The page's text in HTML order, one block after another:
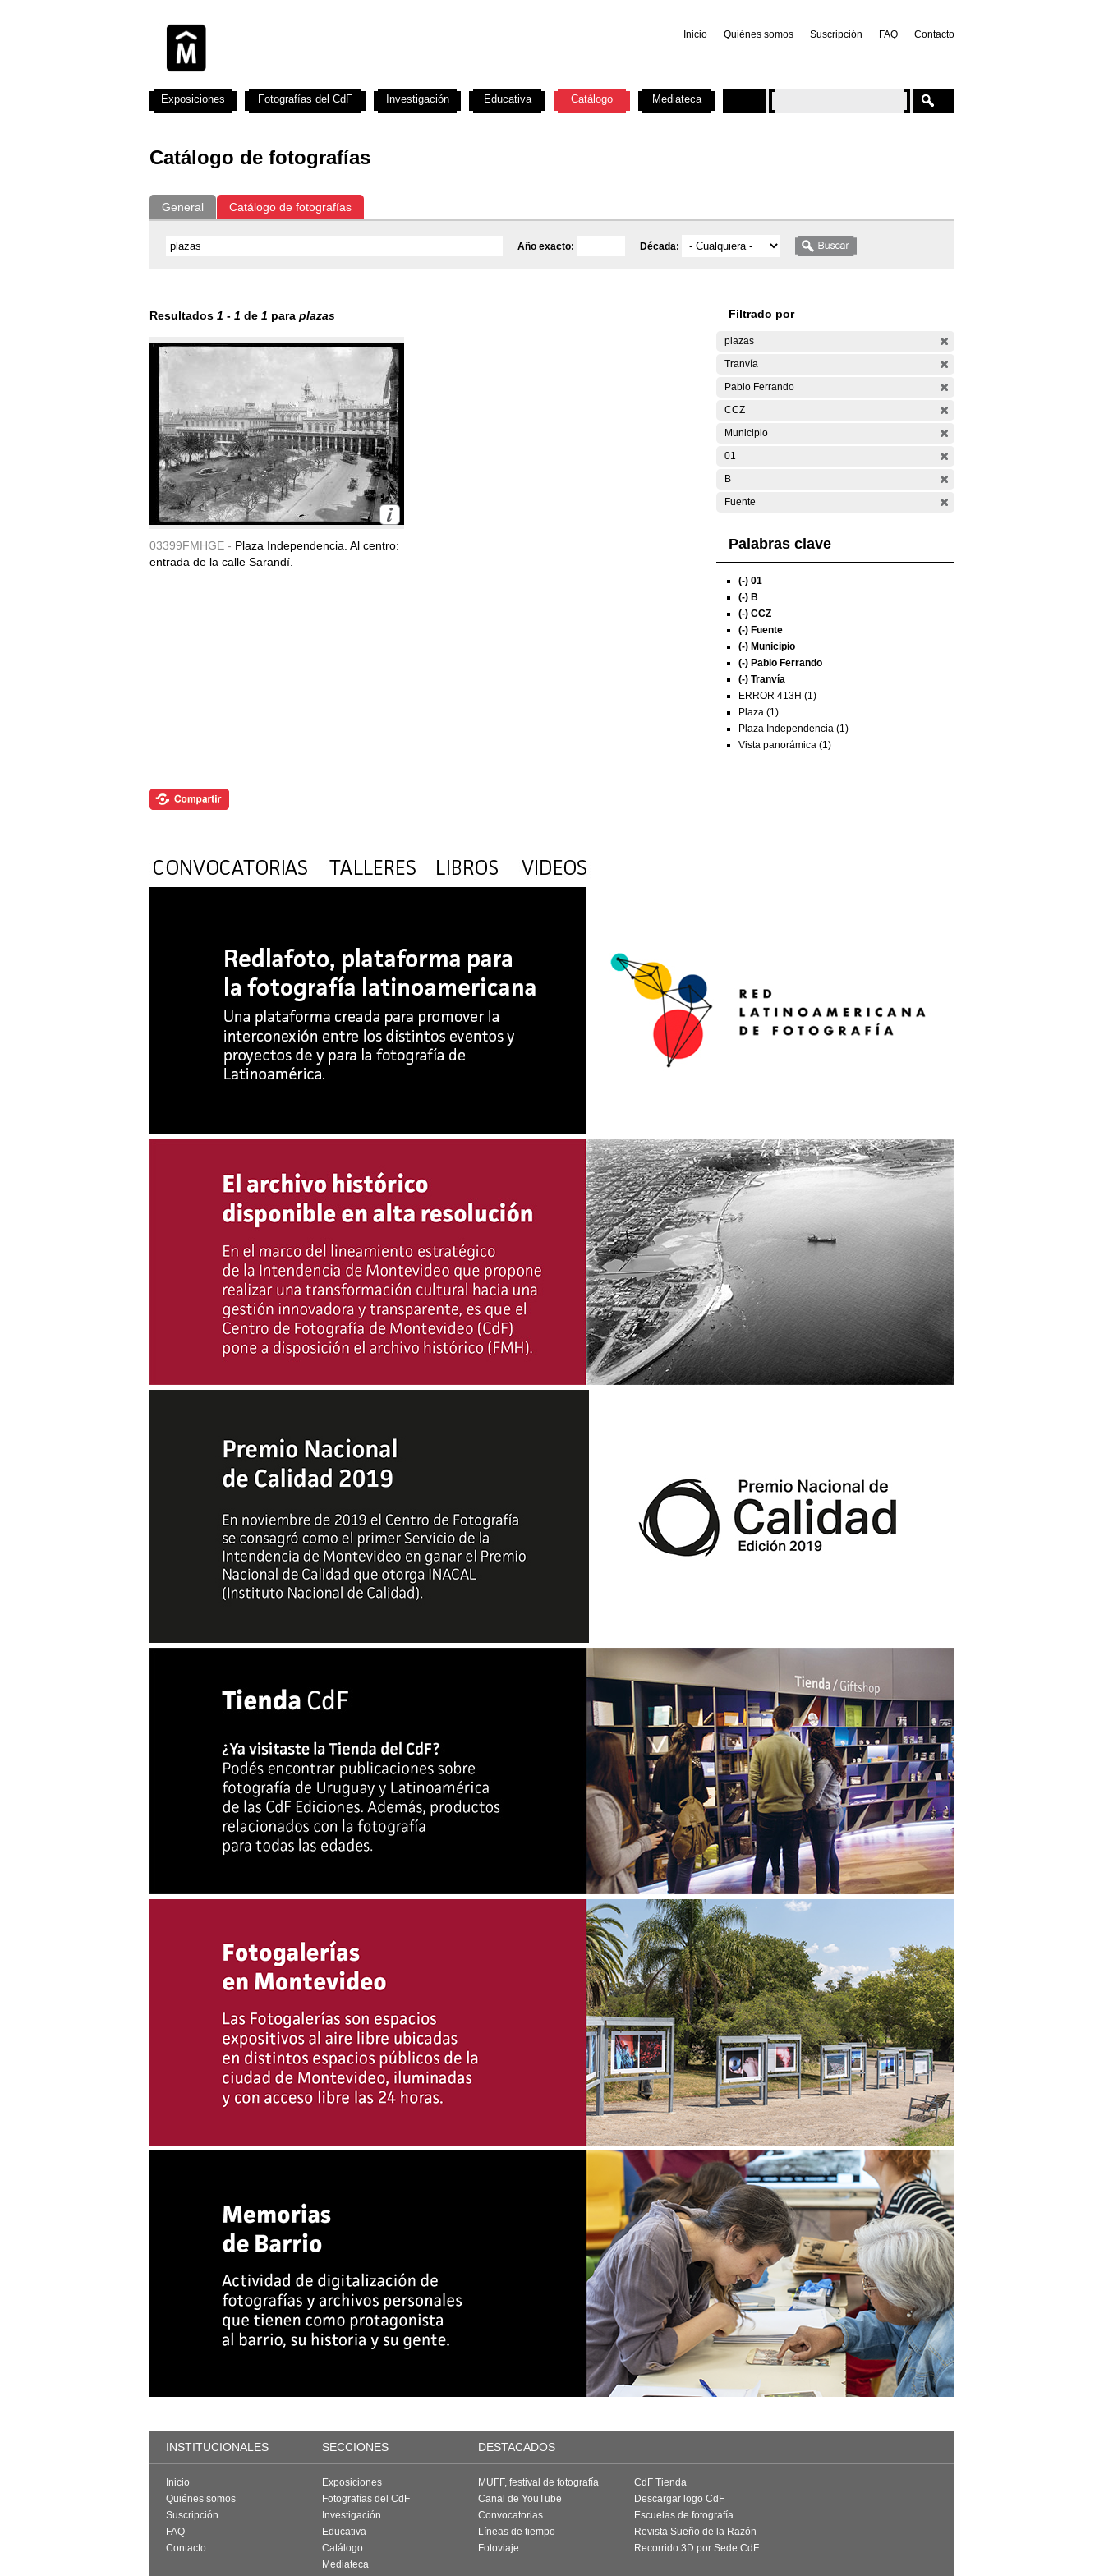
Inicio Quiénes somos Suscripción FAQ Contacto
Catálogo de fotografías
General Catálogo de fotografías
Año exacto: Década:
Resultados 1 - 1 de 1 para plazas
03399FMHGE - Plaza Independencia. Al centro:
entrada de la calle Sarandí.
Filtrado por
plazas
Tranvía
Pablo Ferrando
CCZ
Municipio
01
B
Fuente
Palabras clave
(-) 01
(-) B
(-) CCZ
(-) Fuente
(-) Municipio
(-) Pablo Ferrando
(-) Tranvía
ERROR 413H (1)
Plaza (1)
Plaza Independencia (1)
Vista panorámica (1)
Exposiciones Fotografías del CdF Investigación Educativa Catálogo Mediateca
INSTITUCIONALES SECCIONES DESTACADOS
Inicio
Quiénes somos
Suscripción
FAQ
Contacto
Exposiciones
Fotografías del CdF
Investigación
Educativa
Catálogo
Mediateca
MUFF, festival de fotografía
Canal de YouTube
Convocatorias
Líneas de tiempo
Fotoviaje
CdF Tienda
Descargar logo CdF
Escuelas de fotografía
Revista Sueño de la Razón
Recorrido 3D por Sede CdF